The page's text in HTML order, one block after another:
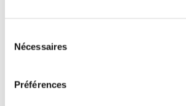
Nécessaires
Préférences
réduire de plus de 22 tonnes de
l’engagement dans le développement
gamme de produits sur le marché a